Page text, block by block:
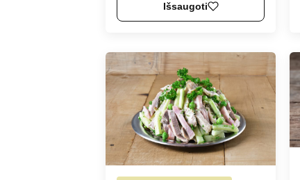
Išsaugoti